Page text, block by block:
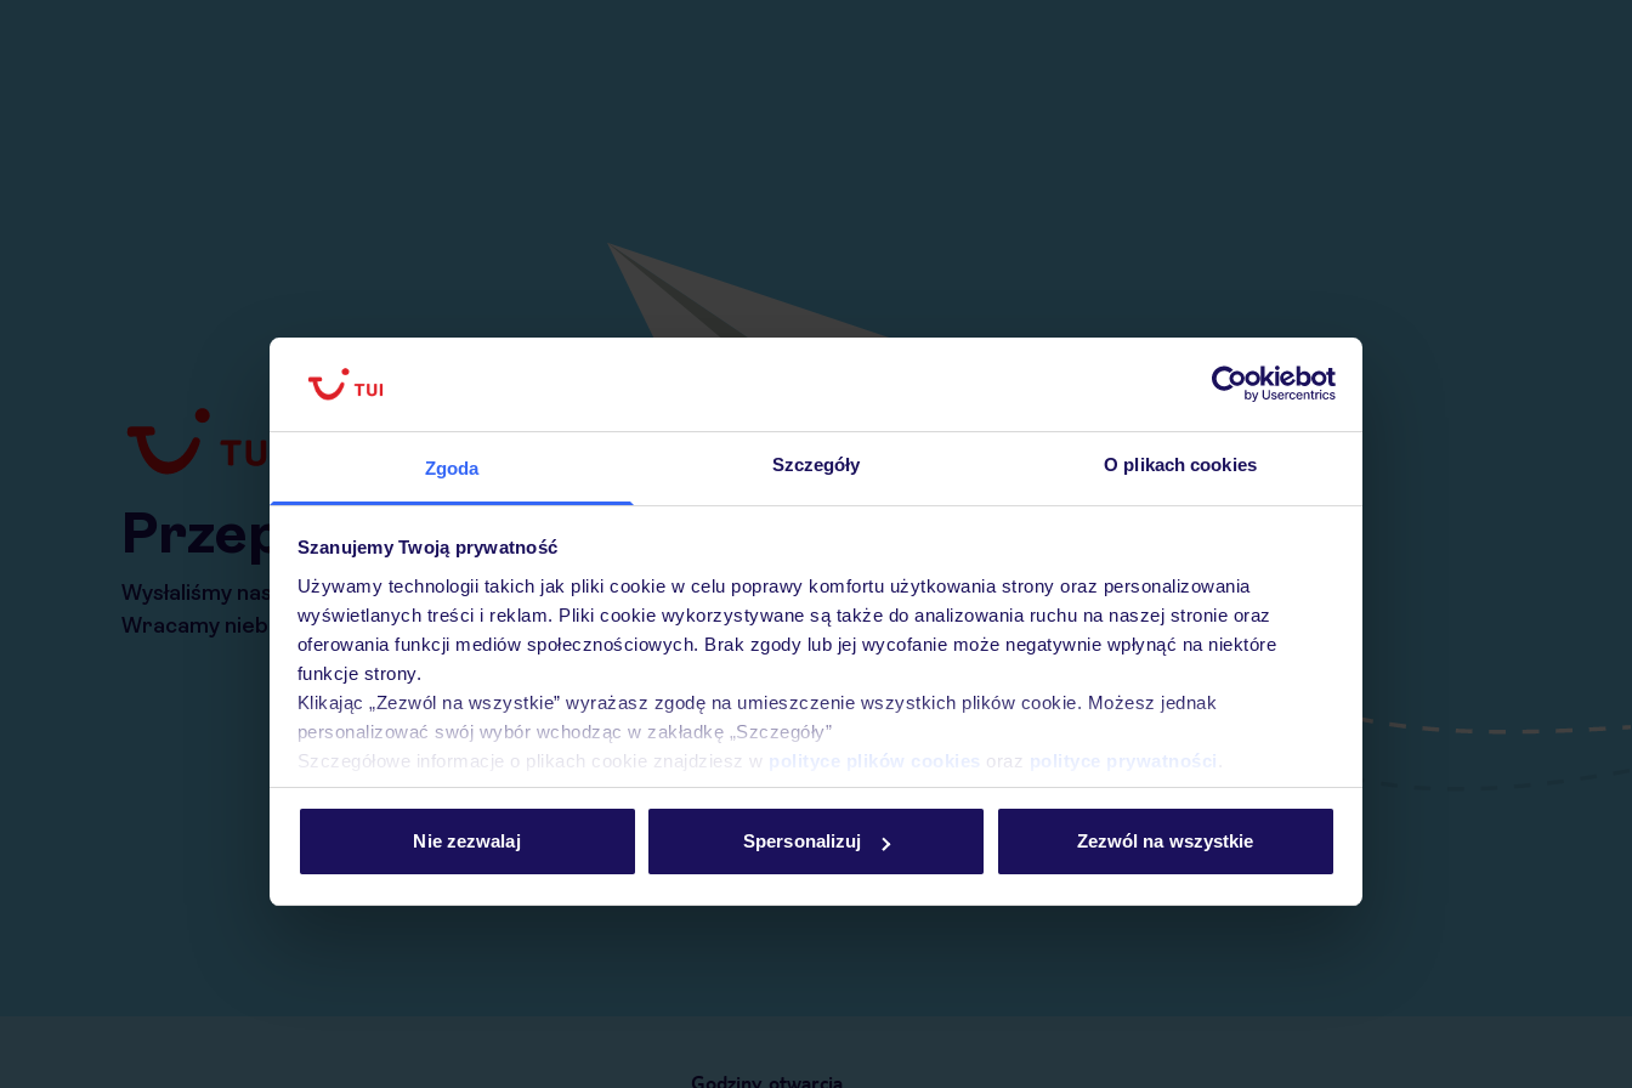
Zgoda Szczegóły O plikach cookies
Szanujemy Twoją prywatność
Używamy technologii takich jak pliki cookie w celu poprawy komfortu użytkowania strony oraz personalizowania
wyświetlanych treści i reklam. Pliki cookie wykorzystywane są także do analizowania ruchu na naszej stronie oraz
oferowania funkcji mediów społecznościowych. Brak zgody lub jej wycofanie może negatywnie wpłynąć na niektóre
funkcje strony.
Klikając „Zezwól na wszystkie” wyrażasz zgodę na umieszczenie wszystkich plików cookie. Możesz jednak
personalizować swój wybór wchodząc w zakładkę „Szczegóły”
Szczegółowe informacje o plikach cookie znajdziesz w polityce plików cookies oraz polityce prywatności
Nie zezwalaj Spersonalizuj Zezwól na wszystkie
Przepraszamy
Wysłaliśmy nasz serwis na krótkie wakacje.
Wracamy niebawem!
Godziny otwarcia